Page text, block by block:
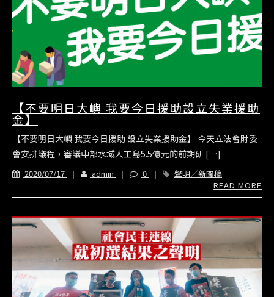
【不要明日大嶼 我要今日援助設立失業援助
金】
【不要明日大嶼 我要今日援助 設立失業援助金】 今天立法會財委
會安排議程，審議中部水域人工島5.5億元的前期研 […]
2020/07/17 admin 0
聲明／新聞稿
READ MORE